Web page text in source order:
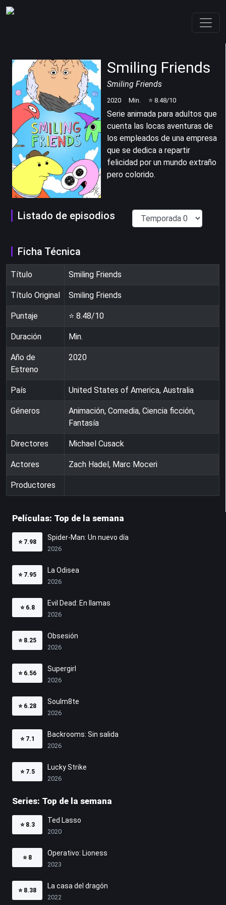
Smiling Friends
Smiling Friends
2020 Min. ⭐ 8.48/10
Serie animada para adultos que
cuenta las locas aventuras de
los empleados de una empresa
que se dedica a repartir
felicidad por un mundo extraño
pero colorido.
Listado de episodios
Ficha Técnica
Título Smiling Friends
Título Original Smiling Friends
Puntaje ⭐ 8.48/10
Duración Min.
Año de
Estreno
2020
País United States of America, Australia
Géneros
Animación, Comedia, Ciencia ficción,
Fantasía
Directores Michael Cusack
Actores Zach Hadel, Marc Moceri
Productores
Películas: Top de la semana
⭐ 7.98
Spider-Man: Un nuevo día
2026
⭐ 7.95
La Odisea
2026
⭐ 6.8
Evil Dead: En llamas
2026
⭐ 8.25
Obsesión
2026
⭐ 6.56
Supergirl
2026
⭐ 6.28
Soulm8te
2026
⭐ 7.1
Backrooms: Sin salida
2026
⭐ 7.5
Lucky Strike
2026
Series: Top de la semana
⭐ 8.3
Ted Lasso
2020
⭐ 8
Operativo: Lioness
2023
⭐ 8.38
La casa del dragón
2022